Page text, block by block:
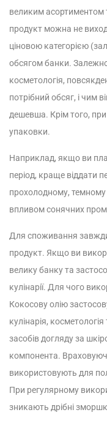
великим асортиментом
продукт можна не
ціновою категорією
обсягом банки.
косметологія,
потрібний обсяг, і чим
дешевша. Крім того,
упаковки.
Наприклад, якщо ви
період, краще віддати
прохолодному, темному
впливом сонячних
Для споживання
продукт. Якщо ви
велику банку та
кулінарії. Для чого
Кокосову олію
кулінарія,
засобів догляду за
компонента.
використовують для
При регулярному
зникають дрібні